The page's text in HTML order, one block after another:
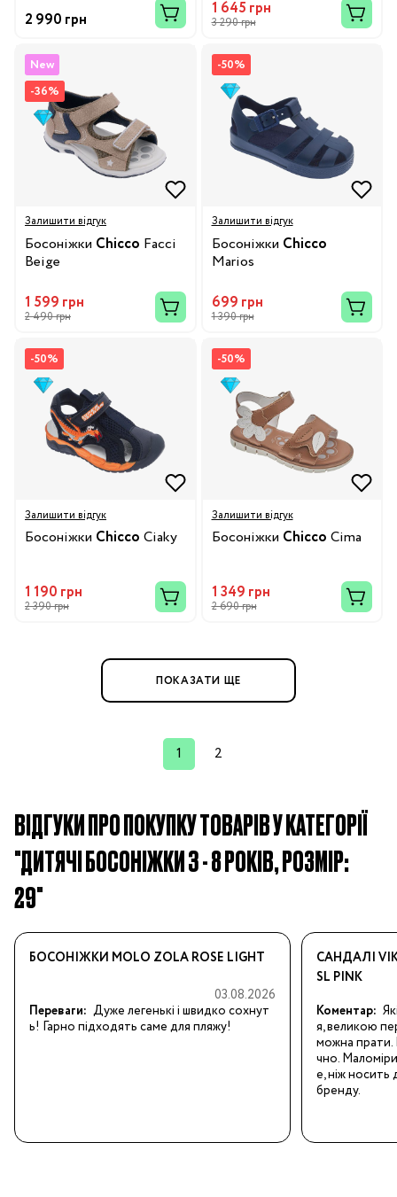
2 990 грн
1 645 грн
3 290 грн
New
-36%
Залишити відгук
Босоніжки Chicco Facci
Beige
1 599 грн
2 490 грн
-50%
Залишити відгук
Босоніжки Chicco
Marios
699 грн
1 390 грн
-50%
Залишити відгук
Босоніжки Chicco Ciaky
1 190 грн
2 390 грн
-50%
Залишити відгук
Босоніжки Chicco Cima
1 349 грн
2 690 грн
ПОКАЗАТИ ЩЕ
1 2
ВІДГУКИ ПРО ПОКУПКУ ТОВАРІВ У КАТЕГОРІЇ
"ДИТЯЧІ БОСОНІЖКИ 3 - 8 РОКІВ, РОЗМІР:
29"
БОСОНІЖКИ MOLO ZOLA ROSE LIGHT
03.08.2026
Переваги: Дуже легенькі і швидко сохнут
ь! Гарно підходять саме для пляжу!
САНДАЛІ
SL PINK
Коментар:
я, великою
можна прати.
чно.
е, ніж носить
бренду.